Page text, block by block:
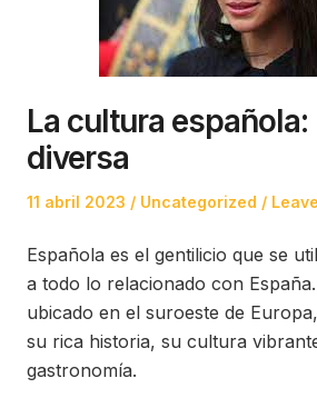
La cultura española:
diversa
Posted
11 abril 2023
Posted
Uncategorized
Española es el gentilicio que se
a todo lo relacionado con
ubicado en el suroeste de
su rica historia, su cultura
gastronomía.